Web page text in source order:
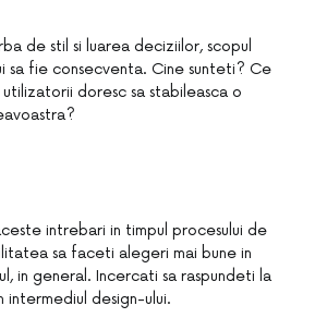
de stil si luarea deciziilor, scopul
sa fie consecventa. Cine sunteti? Ce
doresc sa stabileasca o
intrebari in timpul procesului de
sa faceti alegeri mai bune in
in general. Incercati sa raspundeti la
design-ului.